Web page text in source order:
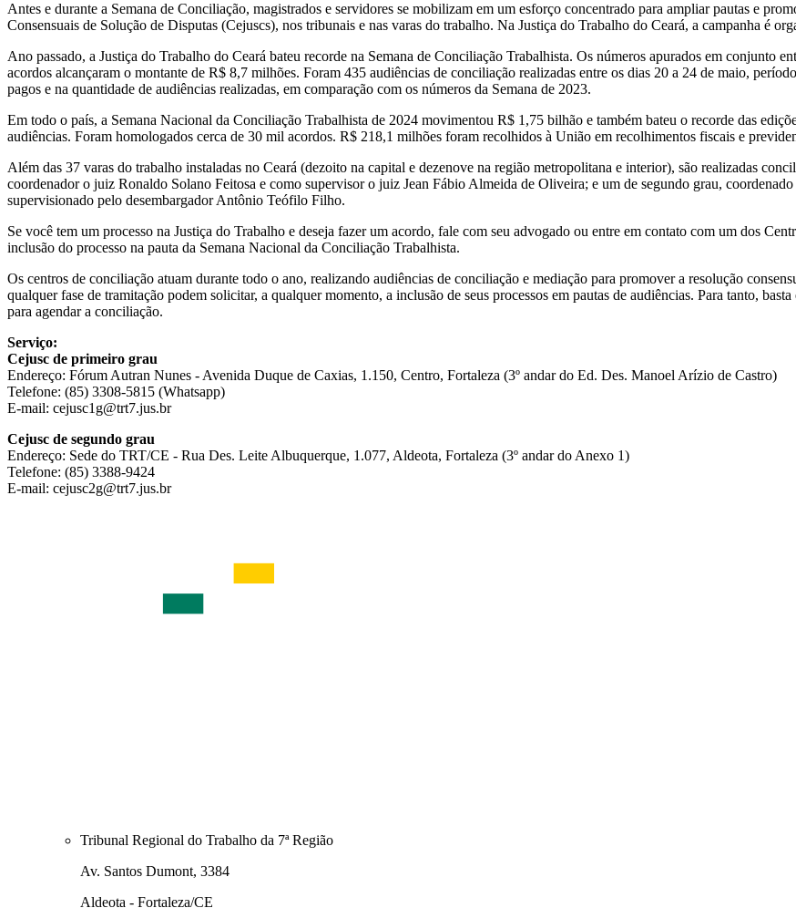
Antes e durante a Semana de Conciliação, magistrados e servidores se mobilizam em um esforço concentrado para ampliar pautas e
Consensuais de Solução de Disputas (Cejuscs), nos tribunais e nas varas do trabalho. Na Justiça do Trabalho do Ceará, a campanha é
Ano passado, a Justiça do Trabalho do Ceará bateu recorde na Semana de Conciliação Trabalhista. Os números apurados em conjunto
acordos alcançaram o montante de R$ 8,7 milhões. Foram 435 audiências de conciliação realizadas entre os dias 20 a 24 de maio,
pagos e na quantidade de audiências realizadas, em comparação com os números da Semana de 2023.
Em todo o país, a Semana Nacional da Conciliação Trabalhista de 2024 movimentou R$ 1,75 bilhão e também bateu o recorde das
audiências. Foram homologados cerca de 30 mil acordos. R$ 218,1 milhões foram recolhidos à União em recolhimentos fiscais e
Além das 37 varas do trabalho instaladas no Ceará (dezoito na capital e dezenove na região metropolitana e interior), são realizadas
coordenador o juiz Ronaldo Solano Feitosa e como supervisor o juiz Jean Fábio Almeida de Oliveira; e um de segundo grau,
supervisionado pelo desembargador Antônio Teófilo Filho.
Se você tem um processo na Justiça do Trabalho e deseja fazer um acordo, fale com seu advogado ou entre em contato com um dos
inclusão do processo na pauta da Semana Nacional da Conciliação Trabalhista.
Os centros de conciliação atuam durante todo o ano, realizando audiências de conciliação e mediação para promover a resolução
qualquer fase de tramitação podem solicitar, a qualquer momento, a inclusão de seus processos em pautas de audiências. Para tanto,
para agendar a conciliação.
Serviço:
Cejusc de primeiro grau
Endereço: Fórum Autran Nunes - Avenida Duque de Caxias, 1.150, Centro, Fortaleza (3º andar do Ed. Des. Manoel Arízio de Castro)
Telefone: (85) 3308-5815 (Whatsapp)
E-mail: cejusc1g@trt7.jus.br
Cejusc de segundo grau
Endereço: Sede do TRT/CE - Rua Des. Leite Albuquerque, 1.077, Aldeota, Fortaleza (3º andar do Anexo 1)
Telefone: (85) 3388-9424
E-mail: cejusc2g@trt7.jus.br
Tribunal Regional do Trabalho da 7ª Região
Av. Santos Dumont, 3384
Aldeota - Fortaleza/CE